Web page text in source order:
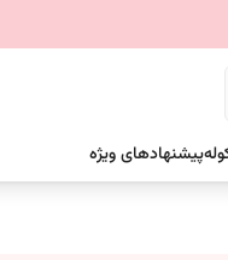
پیشنهادهای ویژه